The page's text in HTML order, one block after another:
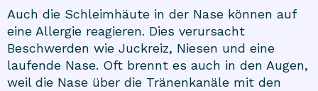
Auch die Schleimhäute in der Nase können auf
eine Allergie reagieren. Dies verursacht
Beschwerden wie Juckreiz, Niesen und eine
laufende Nase. Oft brennt es auch in den Augen,
weil die Nase über die Tränenkanäle mit den